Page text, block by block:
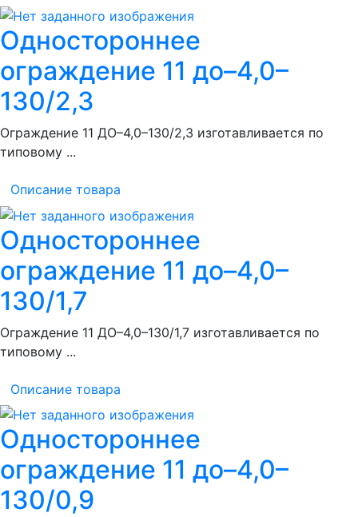
Одностороннее
ограждение 11 до–4,0–
130/2,3
Ограждение 11 ДО–4,0–130/2,3 изготавливается по
типовому ...
Описание товара
Одностороннее
ограждение 11 до–4,0–
130/1,7
Ограждение 11 ДО–4,0–130/1,7 изготавливается по
типовому ...
Описание товара
Одностороннее
ограждение 11 до–4,0–
130/0,9